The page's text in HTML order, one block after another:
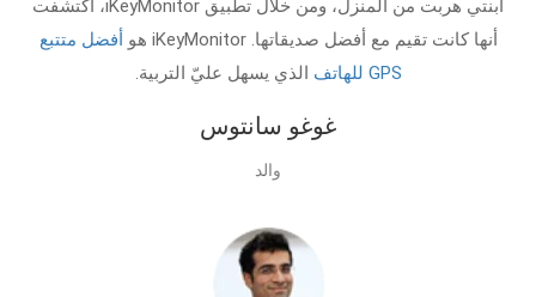
ابنتي هربت من المنزل، ومن خلال تطبيق iKeyMonitor، اكتشفت
أنها كانت تقيم مع أفضل صديقاتها. iKeyMonitor هو
أفضل متتبع
GPS للهاتف
الذي يسهل عليّ التربية.
غوغو سانتوس
والد